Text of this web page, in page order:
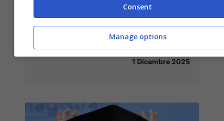
loro destino sembra segnato,
ma c’è una novità
1 Dicembre 2025
Consent
Manage options